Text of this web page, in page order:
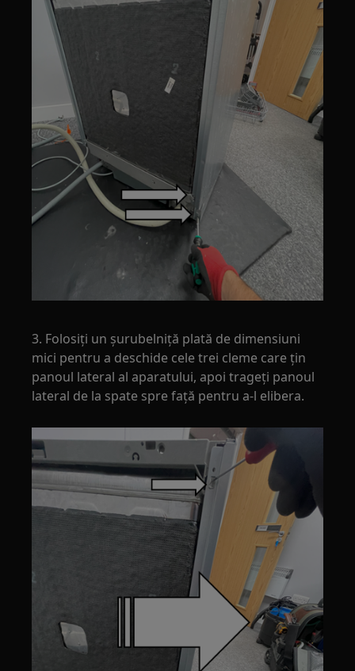
3. Folosiți un șurubelniță plată de dimensiuni
mici pentru a deschide cele trei cleme care țin
panoul lateral al aparatului, apoi trageți panoul
lateral de la spate spre față pentru a-l elibera.